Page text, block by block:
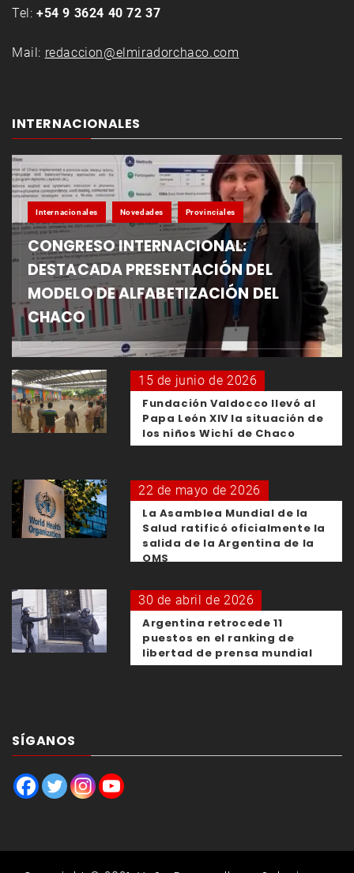
Tel: +54 9 3624 40 72 37
Mail: redaccion@elmiradorchaco.com
INTERNACIONALES
Internacionales Novedades Provinciales
CONGRESO INTERNACIONAL:
DESTACADA PRESENTACIÓN DEL
MODELO DE ALFABETIZACIÓN DEL
CHACO
15 de junio de 2026
Fundación Valdocco llevó al
Papa León XIV la situación de
los niños Wichí de Chaco
22 de mayo de 2026
La Asamblea Mundial de la
Salud ratificó oficialmente la
salida de la Argentina de la
OMS
30 de abril de 2026
Argentina retrocede 11
puestos en el ranking de
libertad de prensa mundial
SÍGANOS